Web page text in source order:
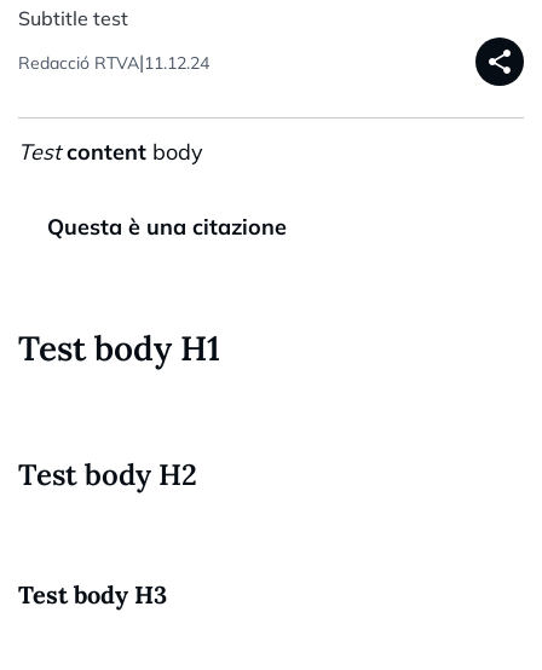
Subtitle test
Redacció RTVA|11.12.24 share
Test content body
Questa è una citazione
Test body H1
Test body H2
Test body H3